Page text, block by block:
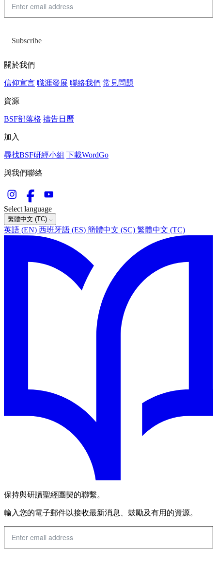
Subscribe
關於我們
信仰宣言 職涯發展 聯絡我們 常見問題
資源
BSF部落格 禱告日曆
加入
尋找BSF研經小組 下載WordGo
與我們聯絡
Select language
繁體中文 (TC)
英語 (EN) 西班牙語 (ES) 簡體中文 (SC) 繁體中文 (TC)
保持與研讀聖經團契的聯繫。
輸入您的電子郵件以接收最新消息、鼓勵及有用的資源。